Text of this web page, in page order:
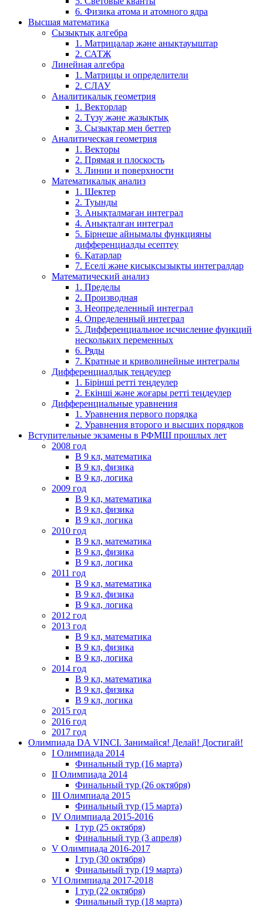
6. Физика атома и атомного ядра
Высшая математика
Сызықтық алгебра
1. Матрицалар және анықтауыштар
2. САТЖ
Линейная алгебра
1. Матрицы и определители
2. СЛАУ
Аналитикалық геометрия
1. Векторлар
2. Түзу және жазықтық
3. Сызықтар мен беттер
Аналитическая геометрия
1. Векторы
2. Прямая и плоскость
3. Линии и поверхности
Математикалық анализ
1. Шектер
2. Туынды
3. Анықталмаған интеграл
4. Анықталған интеграл
5. Бірнеше айнымалы функцияны
дифференциалды есептеу
6. Қатарлар
7. Еселі және қисықсызықты интегралдар
Математический анализ
1. Пределы
2. Производная
3. Неопределенный интеграл
4. Определенный интеграл
5. Дифференциальное исчисление функций
нескольких переменных
6. Ряды
7. Кратные и криволинейные интегралы
Дифференциалдық теңдеулер
1. Бірінші ретті теңдеулер
2. Екінші және жоғары ретті теңдеулер
Дифференциальные уравнения
1. Уравнения первого порядка
2. Уравнения второго и высших порядков
Вступительные экзамены в РФМШ прошлых лет
2008 год
В 9 кл, математика
В 9 кл, физика
В 9 кл, логика
2009 год
В 9 кл, математика
В 9 кл, физика
В 9 кл, логика
2010 год
В 9 кл, математика
В 9 кл, физика
В 9 кл, логика
2011 год
В 9 кл, математика
В 9 кл, физика
В 9 кл, логика
2012 год
2013 год
В 9 кл, математика
В 9 кл, физика
В 9 кл, логика
2014 год
В 9 кл, математика
В 9 кл, физика
В 9 кл, логика
2015 год
2016 год
2017 год
Олимпиада DA VINCI. Занимайся! Делай! Достигай!
I Олимпиада 2014
Финальный тур (16 марта)
II Олимпиада 2014
Финальный тур (26 октября)
III Олимпиада 2015
Финальный тур (15 марта)
IV Олимпиада 2015-2016
I тур (25 октября)
Финальный тур (3 апреля)
V Олимпиада 2016-2017
I тур (30 октября)
Финальный тур (19 марта)
VI Олимпиада 2017-2018
I тур (22 октября)
Финальный тур (18 марта)